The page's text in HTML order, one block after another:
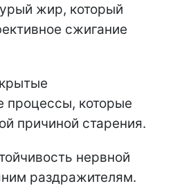
жир, который
сжигание
процессы, которые
причиной старения.
нервной
раздражителям.